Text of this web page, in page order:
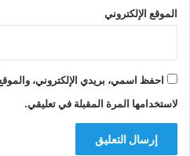
الموقع الإلكتروني
احفظ اسمي، بريدي الإلكتروني،
لاستخدامها المرة المقبلة في تعليقي.